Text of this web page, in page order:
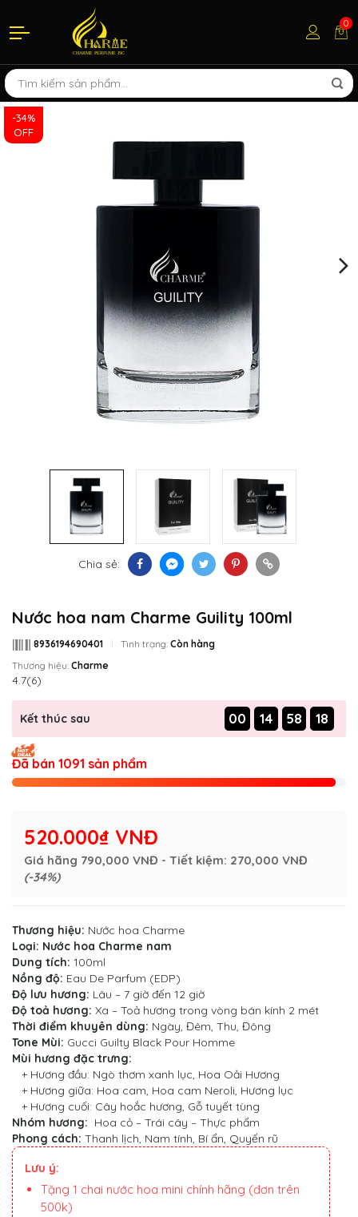
0
-34%
OFF
Chia sẻ:
Nước hoa nam Charme Guility 100ml
8936194690401 Tình trạng: Còn hàng
Thương hiệu: Charme
4.7(6)
Kết thúc sau 00 14 58 17
Đã bán 1091 sản phẩm
520.000₫ VNĐ
Giá hãng 790,000 VNĐ - Tiết kiệm: 270,000 VNĐ
(-34%)
Thương hiệu: Nước hoa Charme
Loại: Nước hoa Charme nam
Dung tích: 100ml
Nồng độ: Eau De Parfum (EDP)
Độ lưu hương: Lâu – 7 giờ đến 12 giờ
Độ toả hương: Xa – Toả hương trong vòng bán kính 2 mét
Thời điểm khuyên dùng: Ngày, Đêm, Thu, Đông
Tone Mùi: Gucci Guilty Black Pour Homme
Mùi hương đặc trưng:
+ Hương đầu: Ngò thơm xanh lục, Hoa Oải Hương
+ Hương giữa: Hoa cam, Hoa cam Neroli, Hương lục
+ Hương cuối: Cây hoắc hương, Gỗ tuyết tùng
Nhóm hương: Hoa cỏ – Trái cây – Thực phẩm
Phong cách: Thanh lịch, Nam tính, Bí ẩn, Quyến rũ
Lưu ý:
Tặng 1 chai nước hoa mini chính hãng (đơn trên
500k)